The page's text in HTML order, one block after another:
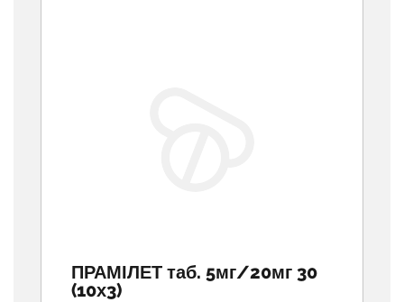
ПРАМІЛЕТ таб. 5мг/20мг 30
(10х3)